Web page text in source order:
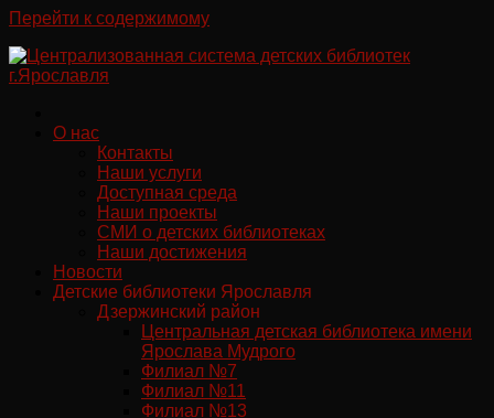
Перейти к содержимому
О нас
Контакты
Наши услуги
Доступная среда
Наши проекты
СМИ о детских библиотеках
Наши достижения
Новости
Детские библиотеки Ярославля
Дзержинский район
Центральная детская библиотека имени
Ярослава Мудрого
Филиал №7
Филиал №11
Филиал №13